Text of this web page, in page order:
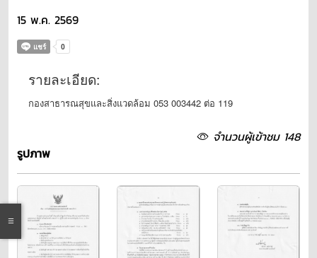
15 พ.ค. 2569
รายละเอียด:
กองสาธารณสุขและสิ่งแวดล้อม 053 003442 ต่อ 119
จำนวนผู้เข้าชม 148
รูปภาพ